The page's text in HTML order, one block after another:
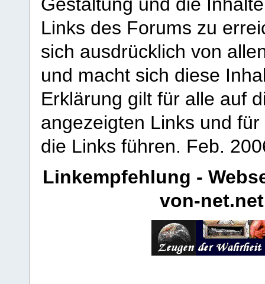
Links des Forums zu
sich ausdrücklich von
und macht sich diese
Erklärung gilt für alle auf
angezeigten Links und
die Links führen. Feb.
Linkempfehlung -
von-net.net